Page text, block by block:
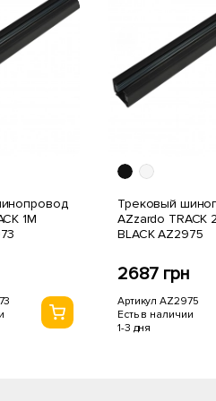
1M
Трековый
AZzardo TRACK
BLACK AZ2975
2687 грн
Артикул AZ2975
Есть в наличии
1-3 дня